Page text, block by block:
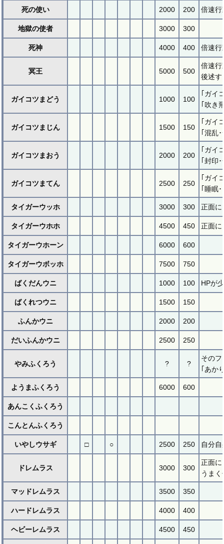
死の使い 2000 200 倍速行
地獄の使者 3000 300
死神 4000 400 倍速行
冥王 5000 500
倍速行
後述す
ガイコツまどう 1000 100
｢ガイ
｢吹き
ガイコツまじん 1500 150
｢ガイ
｢混乱
ガイコツまおう 2000 200
｢ガイ
｢封印
ガイコツまてん 2500 250
｢ガイ
｢睡眠
タイガーウッホ 3000 300 正面に
タイガーウホホ 4500 450 正面に
タイガーウホーン 6000 600
タイガーウボッホ 7500 750
ばくだんウニ 1000 100 HPが
ばくれつウニ 1500 150
ふんかウニ 2000 200
だいふんかウニ 2500 250
やみふくろう ? ?
そのフ
｢あか
ようまふくろう 6000 600
あんこくふくろう
こんとんふくろう
いやしウサギ □ ○ 2500 250 自分
ドレムラス 3000 300
正面に
うまく
マッドレムラス 3500 350
ハードレムラス 4000 400
ヘビーレムラス 4500 450